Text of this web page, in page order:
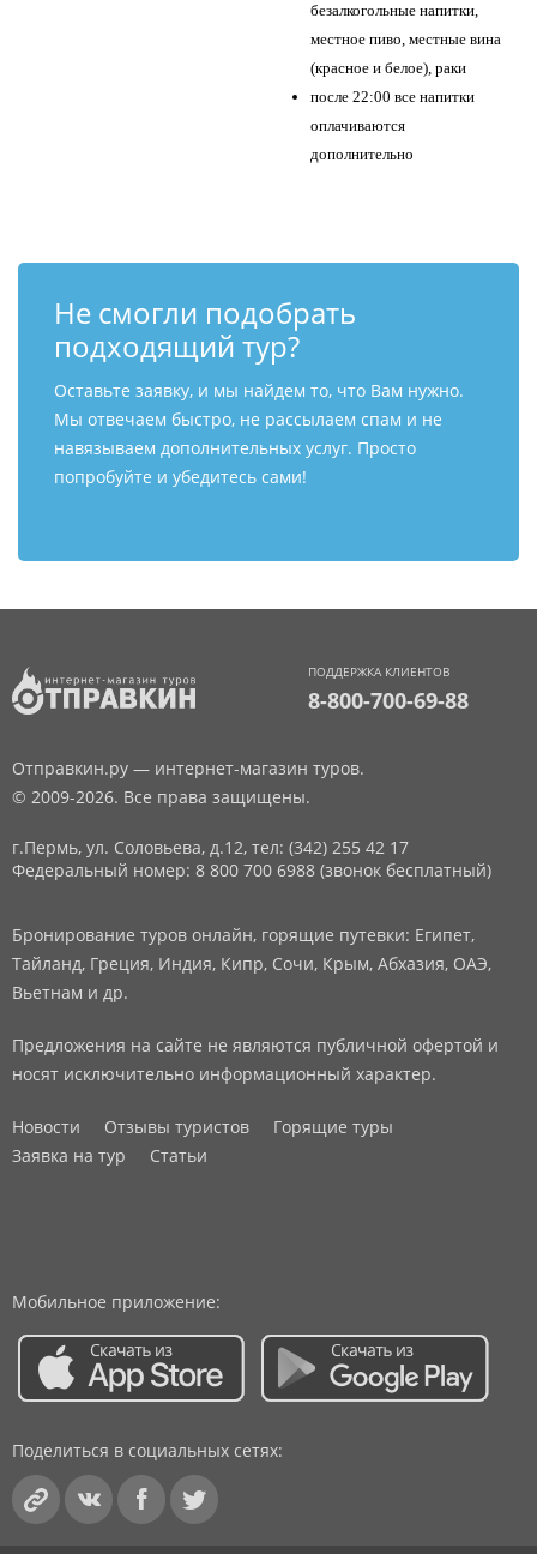
безалкогольные напитки,
местное пиво, местные вина
(красное и белое), раки
после 22:00 все напитки
оплачиваются
дополнительно
Не смогли подобрать
подходящий тур?
Оставьте заявку, и мы найдем то, что Вам нужно.
Мы отвечаем быстро, не рассылаем спам и не
навязываем дополнительных услуг. Просто
попробуйте и убедитесь сами!
ПОДДЕРЖКА КЛИЕНТОВ
8-800-700-69-88
Отправкин.ру — интернет-магазин туров.
© 2009-2026. Все права защищены.
г.Пермь, ул. Соловьева, д.12, тел: (342) 255 42 17
Федеральный номер: 8 800 700 6988 (звонок бесплатный)
Бронирование туров онлайн, горящие путевки: Египет,
Тайланд, Греция, Индия, Кипр, Сочи, Крым, Абхазия, ОАЭ,
Вьетнам и др.
Предложения на сайте не являются публичной офертой и
носят исключительно информационный характер.
Новости Отзывы туристов
Горящие туры
Заявка на тур
Статьи
Мобильное приложение:
Поделиться в социальных сетях: